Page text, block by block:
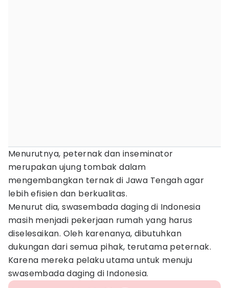
Menurutnya, peternak dan inseminator
merupakan ujung tombak dalam
mengembangkan ternak di Jawa Tengah agar
lebih efisien dan berkualitas.
Menurut dia, swasembada daging di Indonesia
masih menjadi pekerjaan rumah yang harus
diselesaikan. Oleh karenanya, dibutuhkan
dukungan dari semua pihak, terutama peternak.
Karena mereka pelaku utama untuk menuju
swasembada daging di Indonesia.